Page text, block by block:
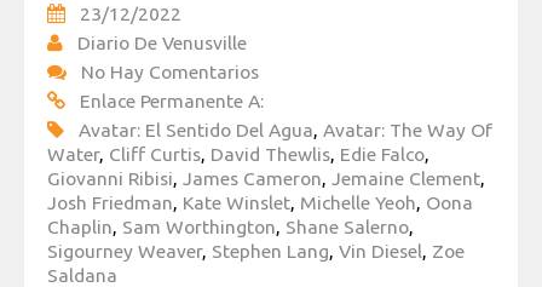
23/12/2022
Diario De Venusville
No Hay Comentarios
Enlace Permanente A:
Avatar: El Sentido Del Agua, Avatar: The Way Of
Water, Cliff Curtis, David Thewlis, Edie Falco,
Giovanni Ribisi, James Cameron, Jemaine Clement,
Josh Friedman, Kate Winslet, Michelle Yeoh, Oona
Chaplin, Sam Worthington, Shane Salerno,
Sigourney Weaver, Stephen Lang, Vin Diesel, Zoe
Saldana